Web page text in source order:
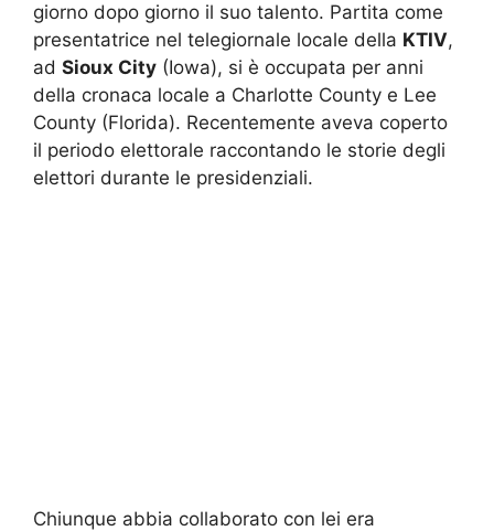
giorno dopo giorno il suo talento. Partita come
presentatrice nel telegiornale locale della KTIV,
ad Sioux City (Iowa), si è occupata per anni
della cronaca locale a Charlotte County e Lee
County (Florida). Recentemente aveva coperto
il periodo elettorale raccontando le storie degli
elettori durante le presidenziali.
Chiunque abbia collaborato con lei era